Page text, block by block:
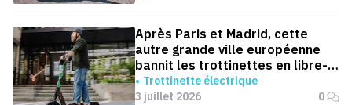
Après Paris et Madrid, cette
autre grande ville européenne
bannit les trottinettes en libre-
service
Trottinette électrique
3 juillet 2026
0